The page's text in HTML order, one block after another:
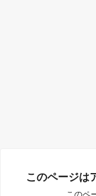
このページは